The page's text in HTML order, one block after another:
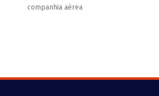
companhia aérea